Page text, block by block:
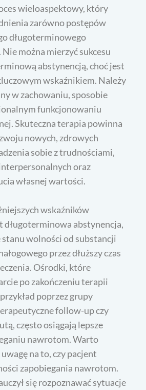
wieloaspektowy, który
zarówno postępów
długoterminowego
można mierzyć sukcesu
abstynencją, choć jest
wskaźnikiem. Należy
w zachowaniu, sposobie
funkcjonowaniu
Skuteczna terapia powinna
nowych, zdrowych
sobie z trudnościami,
oraz
własnej wartości.
wskaźników
długoterminowa abstynencja,
wolności od substancji
przez dłuższy czas
Ośrodki, które
po zakończeniu terapii
poprzez grupy
follow-up czy
często osiągają lepsze
nawrotom. Warto
na to, czy pacjent
zapobiegania nawrotom.
się rozpoznawać sytuacje